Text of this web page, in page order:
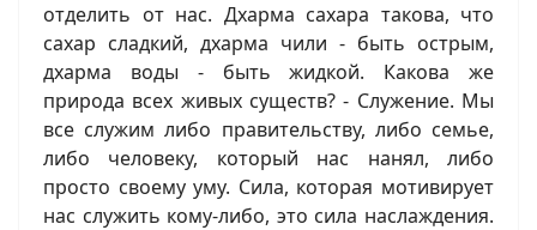
отделить от нас. Дхарма сахара такова, что
сахар сладкий, дхарма чили - быть острым,
дхарма воды - быть жидкой. Какова же
природа всех живых существ? - Служение. Мы
все служим либо правительству, либо семье,
либо человеку, который нас нанял, либо
просто своему уму. Сила, которая мотивирует
нас служить кому-либо, это сила наслаждения.